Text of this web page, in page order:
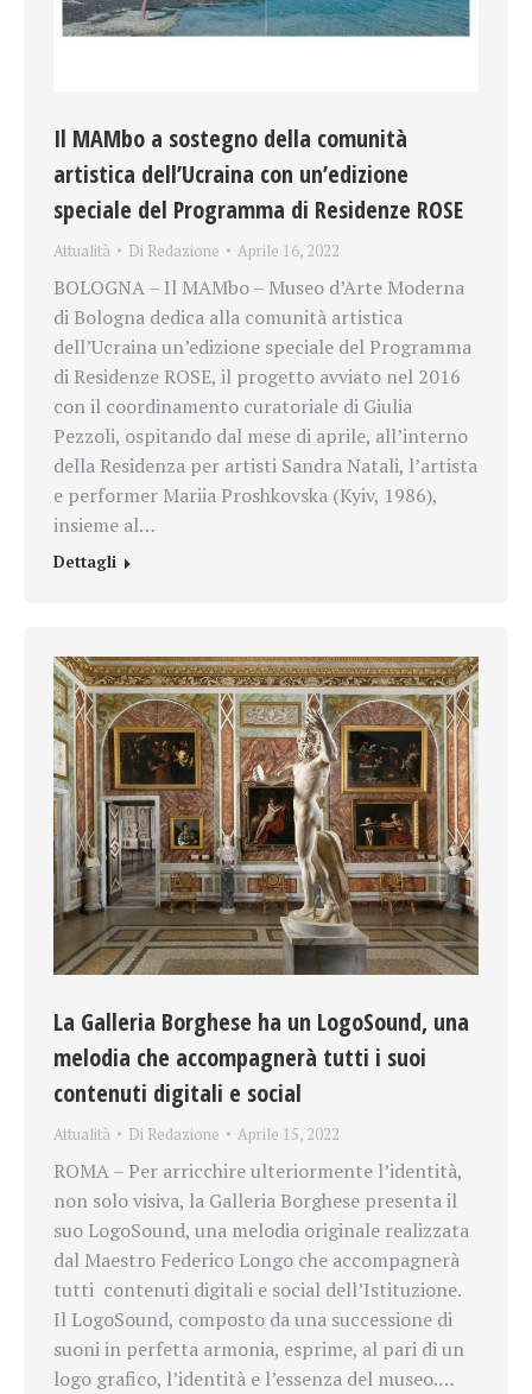
Il MAMbo a sostegno della comunità
artistica dell’Ucraina con un’edizione
speciale del Programma di Residenze ROSE
Attualità Di Redazione Aprile 16, 2022
BOLOGNA – Il MAMbo – Museo d’Arte Moderna
di Bologna dedica alla comunità artistica
dell’Ucraina un’edizione speciale del Programma
di Residenze ROSE, il progetto avviato nel 2016
con il coordinamento curatoriale di Giulia
Pezzoli, ospitando dal mese di aprile, all’interno
della Residenza per artisti Sandra Natali, l’artista
e performer Mariia Proshkovska (Kyiv, 1986),
insieme al…
Dettagli
La Galleria Borghese ha un LogoSound, una
melodia che accompagnerà tutti i suoi
contenuti digitali e social
Attualità Di Redazione Aprile 15, 2022
ROMA – Per arricchire ulteriormente l’identità,
non solo visiva, la Galleria Borghese presenta il
suo LogoSound, una melodia originale realizzata
dal Maestro Federico Longo che accompagnerà
tutti contenuti digitali e social dell’Istituzione.
Il LogoSound, composto da una successione di
suoni in perfetta armonia, esprime, al pari di un
logo grafico, l’identità e l’essenza del museo.…